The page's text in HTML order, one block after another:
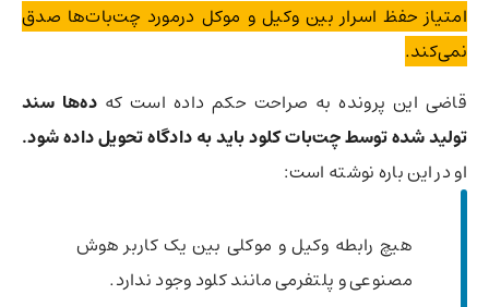
امتیاز حفظ اسرار بین وکیل و موکل درمورد چت‌بات‌ها صدق
نمی‌کند.
قاضی این پرونده به صراحت حکم داده است کهده‌ها سند
تولید شده توسط چت‌بات کلود باید به دادگاه تحویل داده شود.
او در این باره نوشته است:
هیچ رابطه وکیل و موکلی بین یک کاربر هوش
مصنوعی و پلتفرمی مانند کلود وجود ندارد.